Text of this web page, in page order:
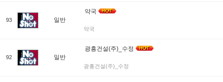
93 일반
약국
약국
92 일반
광흥건설(주)_수정
광흥건설(주)_수정